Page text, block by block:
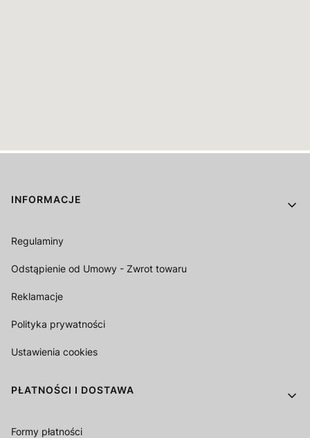
Linki w stopce
INFORMACJE
Regulaminy
Odstąpienie od Umowy - Zwrot towaru
Reklamacje
Polityka prywatności
Ustawienia cookies
PŁATNOŚCI I DOSTAWA
Formy płatności